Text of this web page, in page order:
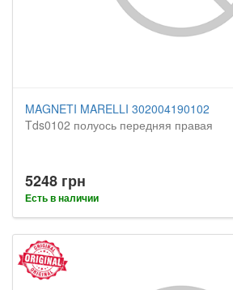
MAGNETI MARELLI 302004190102
Tds0102 полуось передняя правая
5248 грн
Есть в наличии